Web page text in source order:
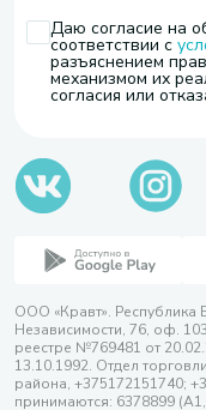
Даю согласие на
соответствии с
разъяснением
механизмом их
согласия или
ООО «Кравт». Республика
Независимости, 76, оф.
реестре №769481 от
13.10.1992. Отдел
района, +375172151740;
принимаются: 6378899